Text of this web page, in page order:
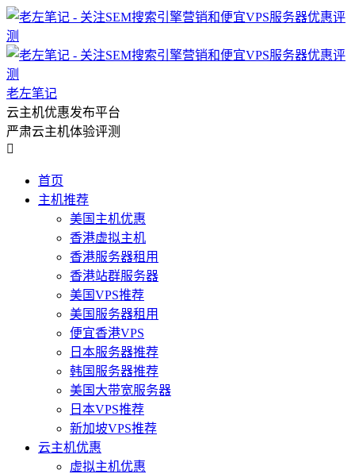
老左笔记
云主机优惠发布平台
严肃云主机体验评测

首页
主机推荐
美国主机优惠
香港虚拟主机
香港服务器租用
香港站群服务器
美国VPS推荐
美国服务器租用
便宜香港VPS
日本服务器推荐
韩国服务器推荐
美国大带宽服务器
日本VPS推荐
新加坡VPS推荐
云主机优惠
虚拟主机优惠